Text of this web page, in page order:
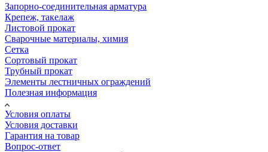
Запорно-соединительная арматура
Крепеж, такелаж
Листовой прокат
Сварочные материалы, химия
Сетка
Сортовый прокат
Трубный прокат
Элементы лестничных ограждений
Полезная информация
Условия оплаты
Условия доставки
Гарантия на товар
Вопрос-ответ